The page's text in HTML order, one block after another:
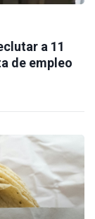
a 11
de empleo